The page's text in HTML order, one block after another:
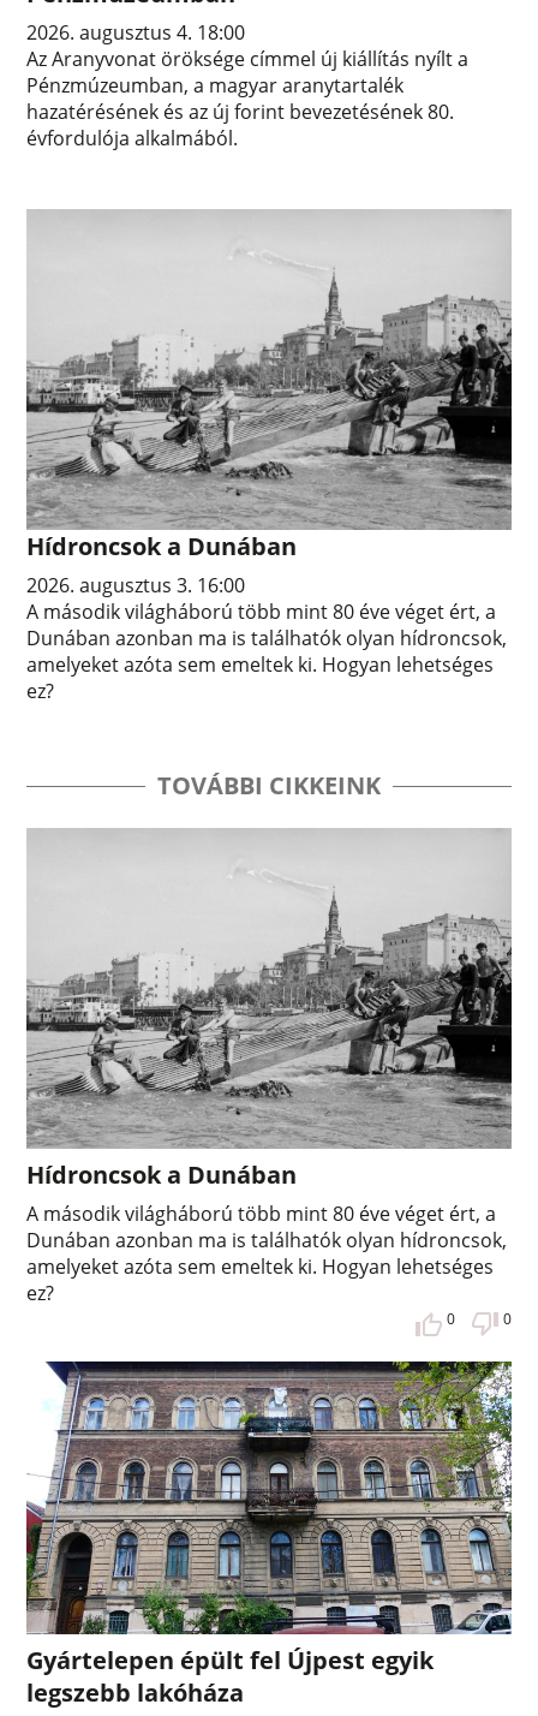
2026. augusztus 4. 18:00
Az Aranyvonat öröksége címmel új kiállítás nyílt a
Pénzmúzeumban, a magyar aranytartalék
hazatérésének és az új forint bevezetésének 80.
évfordulója alkalmából.
Hídroncsok a Dunában
2026. augusztus 3. 16:00
A második világháború több mint 80 éve véget ért, a
Dunában azonban ma is találhatók olyan hídroncsok,
amelyeket azóta sem emeltek ki. Hogyan lehetséges
ez?
TOVÁBBI CIKKEINK
Hídroncsok a Dunában
A második világháború több mint 80 éve véget ért, a
Dunában azonban ma is találhatók olyan hídroncsok,
amelyeket azóta sem emeltek ki. Hogyan lehetséges
ez?
0 0
Gyártelepen épült fel Újpest egyik
legszebb lakóháza